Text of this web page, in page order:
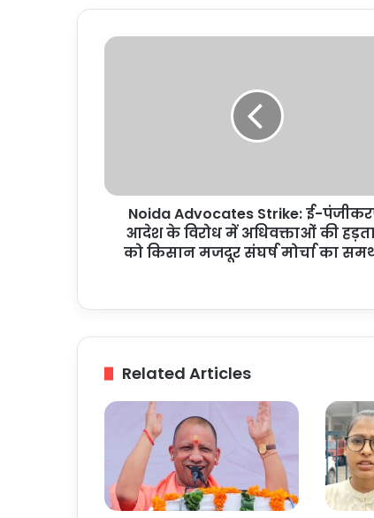
Noida
में
अधिवक्ताओं
हड़ताल
मोर्चा
समर्थन
Noida Advocates Strike: ई-
आदेश के विरोध में अधिवक्ताओं की
को किसान मजदूर संघर्ष मोर्चा का
Related Articles